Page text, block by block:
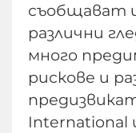
съобщават
различни
много
рискове и
International